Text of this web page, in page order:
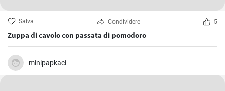
Salva Condividere 5
Zuppa di cavolo con passata di pomodoro
minipapkaci